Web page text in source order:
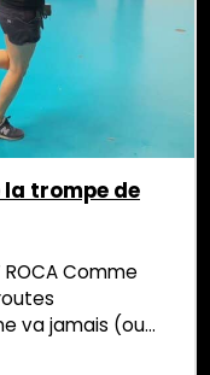
trompe de
ROCA Comme
va jamais (ou
Tant qu’à